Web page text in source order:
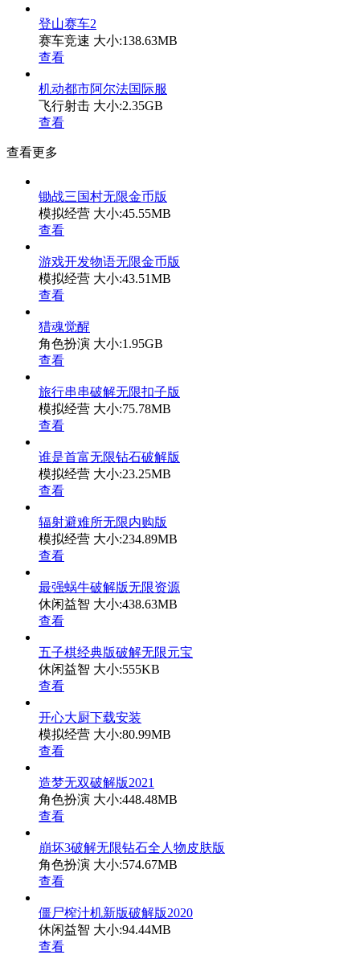
登山赛车2
赛车竞速 大小:138.63MB
查看
机动都市阿尔法国际服
飞行射击 大小:2.35GB
查看
查看更多
锄战三国村无限金币版
模拟经营 大小:45.55MB
查看
游戏开发物语无限金币版
模拟经营 大小:43.51MB
查看
猎魂觉醒
角色扮演 大小:1.95GB
查看
旅行串串破解无限扣子版
模拟经营 大小:75.78MB
查看
谁是首富无限钻石破解版
模拟经营 大小:23.25MB
查看
辐射避难所无限内购版
模拟经营 大小:234.89MB
查看
最强蜗牛破解版无限资源
休闲益智 大小:438.63MB
查看
五子棋经典版破解无限元宝
休闲益智 大小:555KB
查看
开心大厨下载安装
模拟经营 大小:80.99MB
查看
造梦无双破解版2021
角色扮演 大小:448.48MB
查看
崩坏3破解无限钻石全人物皮肤版
角色扮演 大小:574.67MB
查看
僵尸榨汁机新版破解版2020
休闲益智 大小:94.44MB
查看